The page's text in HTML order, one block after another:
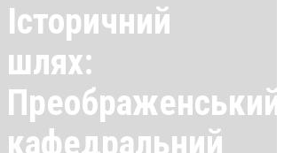
Історичний
шлях:
Преображенський
кафедральний